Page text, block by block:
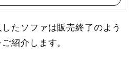
たソファは販売終了のよう
紹介します。